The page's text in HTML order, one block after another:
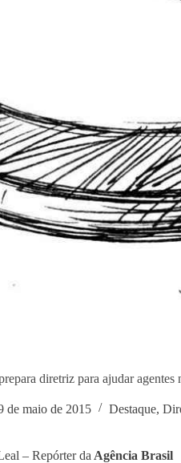
diretriz para ajudar
de maio de 2015 Destaque,
– Repórter da Agência Brasil